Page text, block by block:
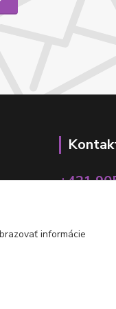
+421
informácie